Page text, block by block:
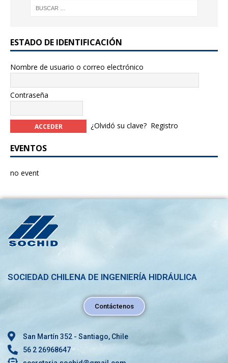
ESTADO DE IDENTIFICACIÓN
Nombre de usuario o correo electrónico
Contraseña
¿Olvidó su clave? Registro
EVENTOS
no event
SOCIEDAD CHILENA DE INGENIERÍA HIDRÁULICA
Contáctenos
San Martín 352 - Santiago, Chile
56 2 26968647